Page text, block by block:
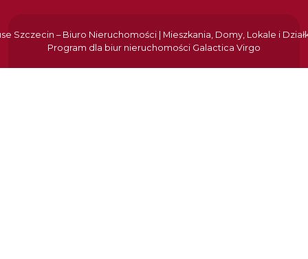
Szczecin – Biuro Nieruchomości | Mieszkania, Domy, Lokale i
Program dla biur nieruchomości Galactica Virgo